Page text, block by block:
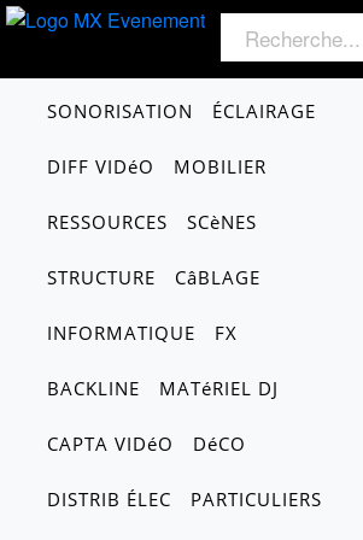
SONORISATION ÉCLAIRAGE
DIFF VIDéO MOBILIER
RESSOURCES SCèNES
STRUCTURE CâBLAGE
INFORMATIQUE FX
BACKLINE MATéRIEL DJ
CAPTA VIDéO DéCO
DISTRIB ÉLEC PARTICULIERS